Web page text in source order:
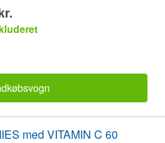
med VITAMIN C 60